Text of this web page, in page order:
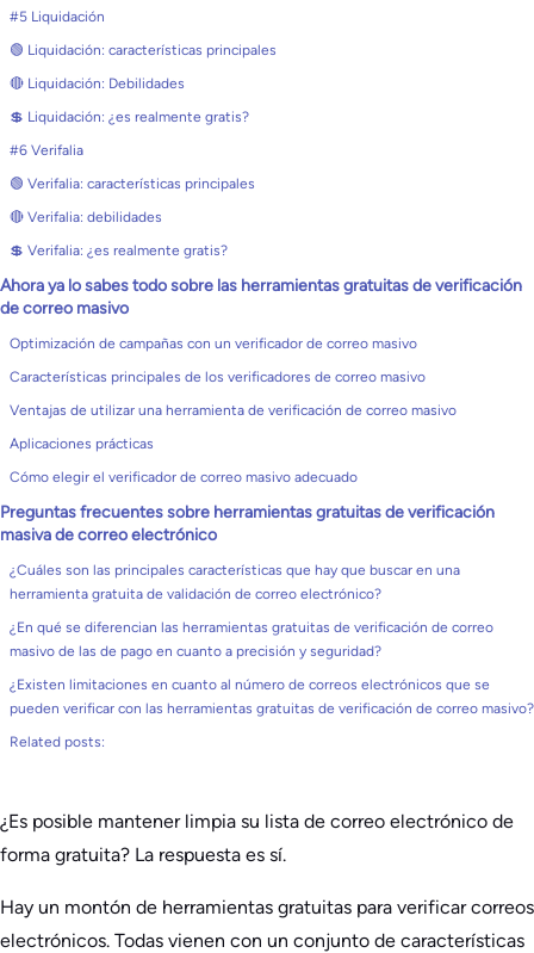
#5 Liquidación
🟢 Liquidación: características principales
🔴 Liquidación: Debilidades
💲 Liquidación: ¿es realmente gratis?
#6 Verifalia
🟢 Verifalia: características principales
🔴 Verifalia: debilidades
💲 Verifalia: ¿es realmente gratis?
Ahora ya lo sabes todo sobre las herramientas gratuitas de verificación
de correo masivo
Optimización de campañas con un verificador de correo masivo
Características principales de los verificadores de correo masivo
Ventajas de utilizar una herramienta de verificación de correo masivo
Aplicaciones prácticas
Cómo elegir el verificador de correo masivo adecuado
Preguntas frecuentes sobre herramientas gratuitas de verificación
masiva de correo electrónico
¿Cuáles son las principales características que hay que buscar en una
herramienta gratuita de validación de correo electrónico?
¿En qué se diferencian las herramientas gratuitas de verificación de correo
masivo de las de pago en cuanto a precisión y seguridad?
¿Existen limitaciones en cuanto al número de correos electrónicos que se
pueden verificar con las herramientas gratuitas de verificación de correo masivo?
Related posts:
¿Es posible mantener limpia su lista de correo electrónico de
forma gratuita? La respuesta es sí.
Hay un montón de herramientas gratuitas para verificar correos
electrónicos. Todas vienen con un conjunto de características